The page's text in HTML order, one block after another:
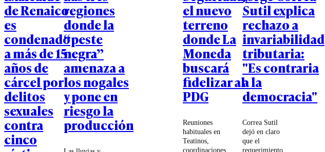
de Renaico
es
condenado
a más de 15
años de
cárcel por
delitos
sexuales
contra
cinco
regiones
donde la
“peste
negra”
amenaza a
los nogales
y pone en
riesgo la
producción
el nuevo
terreno
donde La
Moneda
buscará
fidelizar al
PDG
Reuniones
habituales en
Teatinos,
coordinaciones
Sutil explica
rechazo a
invariabilidad
tributaria:
"Es contraria
a la
democracia"
Correa Sutil
dejó en claro
que el
requerimiento